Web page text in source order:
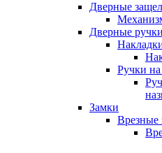
Дверные
Дверные ручки
Ручки
Замки
Врезные